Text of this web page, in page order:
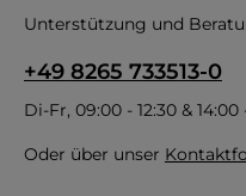
Unterstützung und
+49 8265 733513-0
Di-Fr, 09:00 - 12:30 & 14:00
Oder über unser